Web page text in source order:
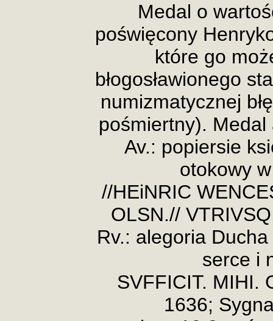
Medal o
poświęcony
które go
błogosławionego
numizmatycznej
pośmiertny).
Av.: popiersie
otokowy
//HEiNRIC
OLSN.//
Rv.: alegoria
serce i
SVFFICIT. MIHI.
1636;